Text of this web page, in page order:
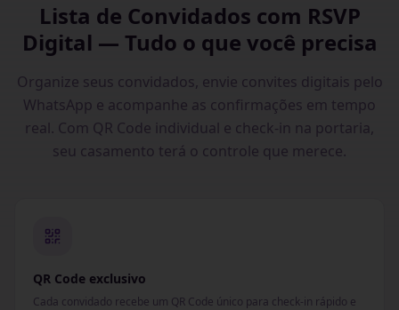
Lista de Convidados com RSVP
Digital — Tudo o que você precisa
Organize seus convidados, envie convites digitais pelo
WhatsApp e acompanhe as confirmações em tempo
real. Com QR Code individual e check-in na portaria,
seu casamento terá o controle que merece.
QR Code exclusivo
Cada convidado recebe um QR Code único para check-in rápido e